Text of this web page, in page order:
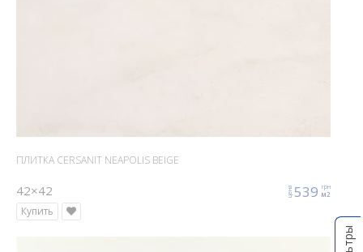
ПЛИТКА CERSANIT NEAPOLIS BEIGE
42×42 цена 539 грн
м2
Купить